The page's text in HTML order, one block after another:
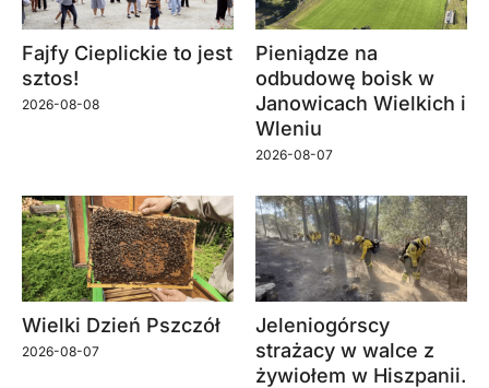
Fajfy Cieplickie to jest
sztos!
2026-08-08
Pieniądze na
odbudowę boisk w
Janowicach Wielkich i
Wleniu
2026-08-07
Wielki Dzień Pszczół
2026-08-07
Jeleniogórscy
strażacy w walce z
żywiołem w Hiszpanii.